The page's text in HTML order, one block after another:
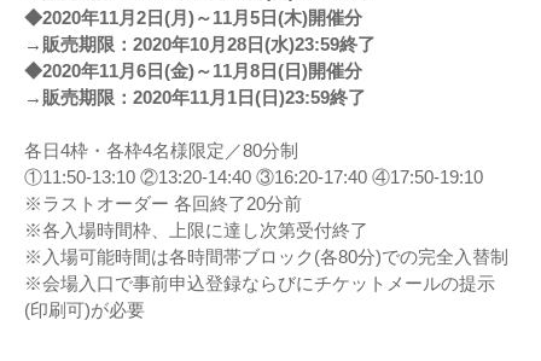
◆2020年11月2日(月)～11月5日(木)開催分
→販売期限：2020年10月28日(水)23:59終了
◆2020年11月6日(金)～11月8日(日)開催分
→販売期限：2020年11月1日(日)23:59終了
各日4枠・各枠4名様限定／80分制
①11:50-13:10 ②13:20-14:40 ③16:20-17:40 ④17:50-19:10
※ラストオーダー 各回終了20分前
※各入場時間枠、上限に達し次第受付終了
※入場可能時間は各時間帯ブロック(各80分)での完全入替制
※会場入口で事前申込登録ならびにチケットメールの提示
(印刷可)が必要